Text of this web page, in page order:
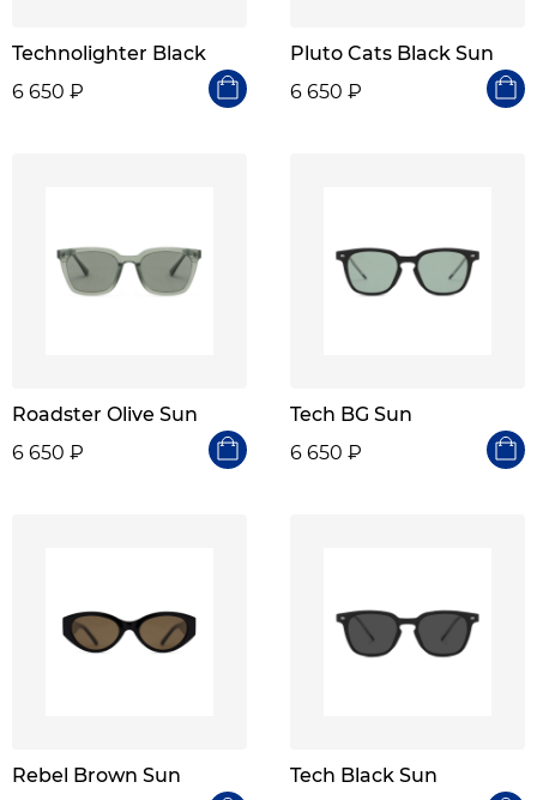
Technolighter Black
6 650 ₽
Pluto Cats Black Sun
6 650 ₽
Roadster Olive Sun
6 650 ₽
Tech BG Sun
6 650 ₽
Rebel Brown Sun
Tech Black Sun